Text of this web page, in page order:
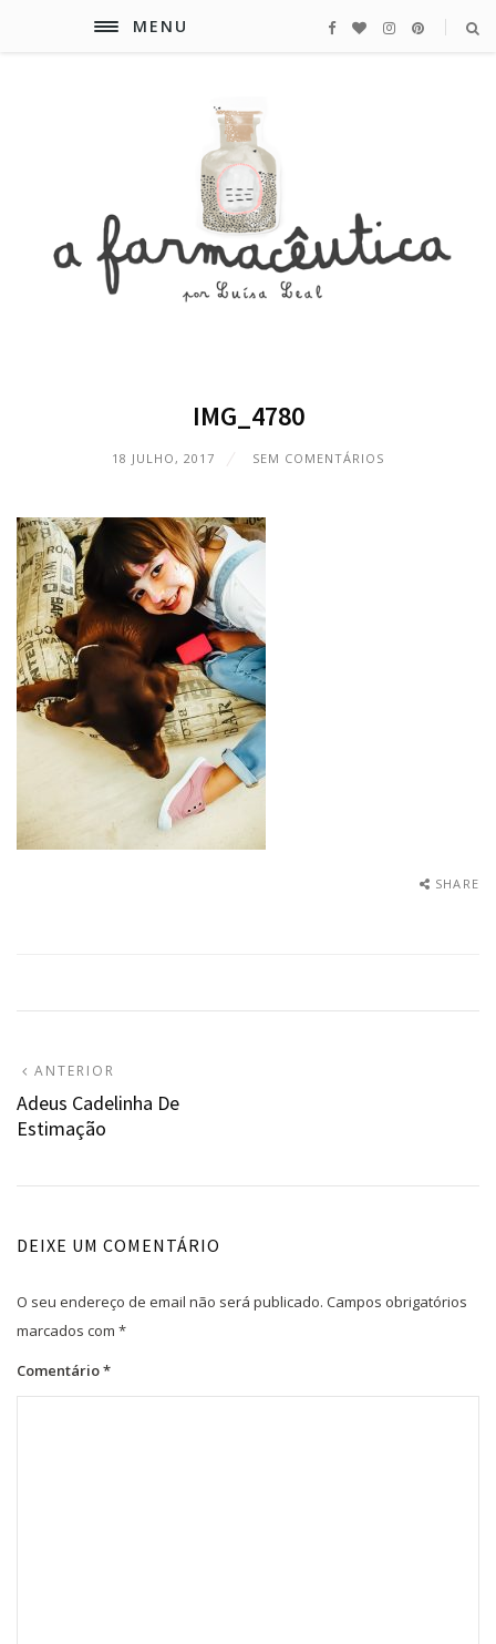
MENU
IMG_4780
18 JULHO, 2017 SEM COMENTÁRIOS
SHARE
Navegação
de
artigos
ANTERIOR
ANTERIOR:
Adeus Cadelinha De
Estimação
DEIXE UM COMENTÁRIO
O seu endereço de email não será publicado. Campos obrigatórios
marcados com *
Comentário*